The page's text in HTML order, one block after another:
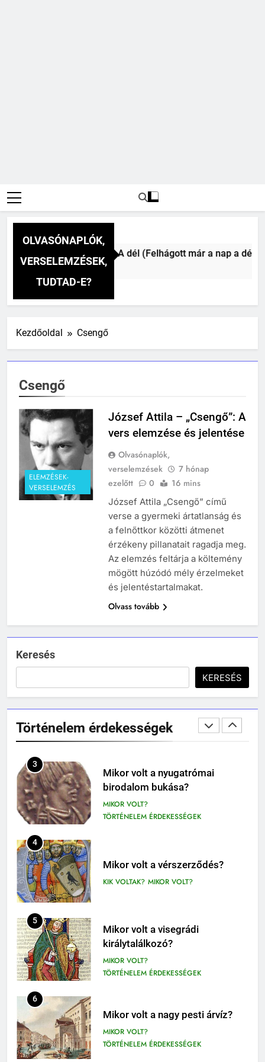
OLVASÓNAPLÓK,
VERSELEMZÉSEK,
TUDTAD-E?
Csokonai Vitéz Mihály: A dél (Felhágott már a nap a dél
8 Óra Ezelőtt
Kezdőoldal Csengő
Csengő
ELEMZÉSEK-
VERSELEMZÉS
József Attila – „Csengő”: A
vers elemzése és jelentése
Olvasónaplók,
verselemzések
7 hónap
ezelőtt
0 16 mins
József Attila „Csengő” című
verse a gyermeki ártatlanság és
a felnőttkor közötti átmenet
érzékeny pillanatait ragadja meg.
Az elemzés feltárja a költemény
mögött húzódó mély érzelmeket
és jelentéstartalmakat.
Olvass tovább
Keresés
KERESÉS
Történelem érdekességek
KI TALÁLTA FEL
TÖRTÉNELEM ÉRDEKESSÉGEK
243
A középkor titkai: Mi rejtőzött a
várak falai mögött?
TÖRTÉNELEM ÉRDEKESSÉGEK
Mikor volt a római birodalom
bukása, és mi történt utána?
MIKOR VOLT?
TÖRTÉNELEM ÉRDEKESSÉGEK
Ki volt Zeusz?
KIK VOLTAK?
2
TÖRTÉNELEM ÉRDEKESSÉGEK
3
Mikor volt a nyugatrómai
birodalom bukása?
MIKOR VOLT?
TÖRTÉNELEM ÉRDEKESSÉGEK
4
Mikor volt a vérszerződés?
KIK VOLTAK? MIKOR VOLT?
5
Mikor volt a visegrádi
királytalálkozó?
MIKOR VOLT?
TÖRTÉNELEM ÉRDEKESSÉGEK
6
Mikor volt a nagy pesti árvíz?
MIKOR VOLT?
TÖRTÉNELEM ÉRDEKESSÉGEK
Gárdonyi Géza: Az egri csillagok
5-8. OSZTÁLY 6. OSZTÁLY OLVASÓNAPLÓ
olvasónapló
12. OSZTÁLY OLVASÓNAPLÓ
9-12. OSZTÁLY OLVASÓNAPLÓ
1-4. OSZTÁLY OLVASÓNAPLÓ
olvasónapló
5. OSZTÁLY OLVASÓNAPLÓ
OLVASÓNAPLÓK
A jó palócok (elemzés)
ELEMZÉSEK-VERSELEMZÉS
OLVASÓNAPLÓK
11